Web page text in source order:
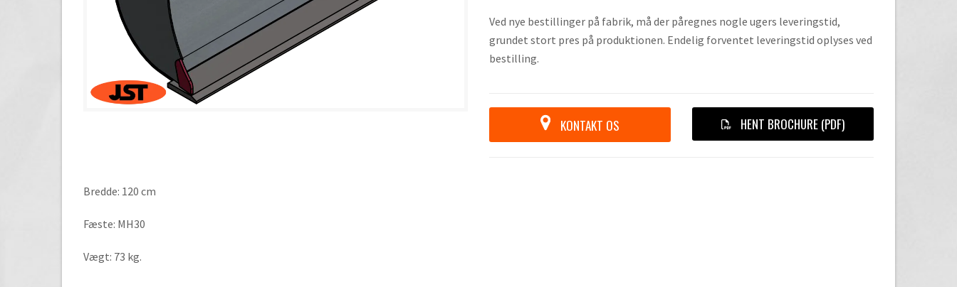
Ved nye bestillinger på fabrik, må der påregnes nogle ugers leveringstid,
grundet stort pres på produktionen. Endelig forventet leveringstid oplyses ved
bestilling.
KONTAKT OS HENT BROCHURE (PDF)
Bredde: 120 cm
Fæste: MH30
Vægt: 73 kg.